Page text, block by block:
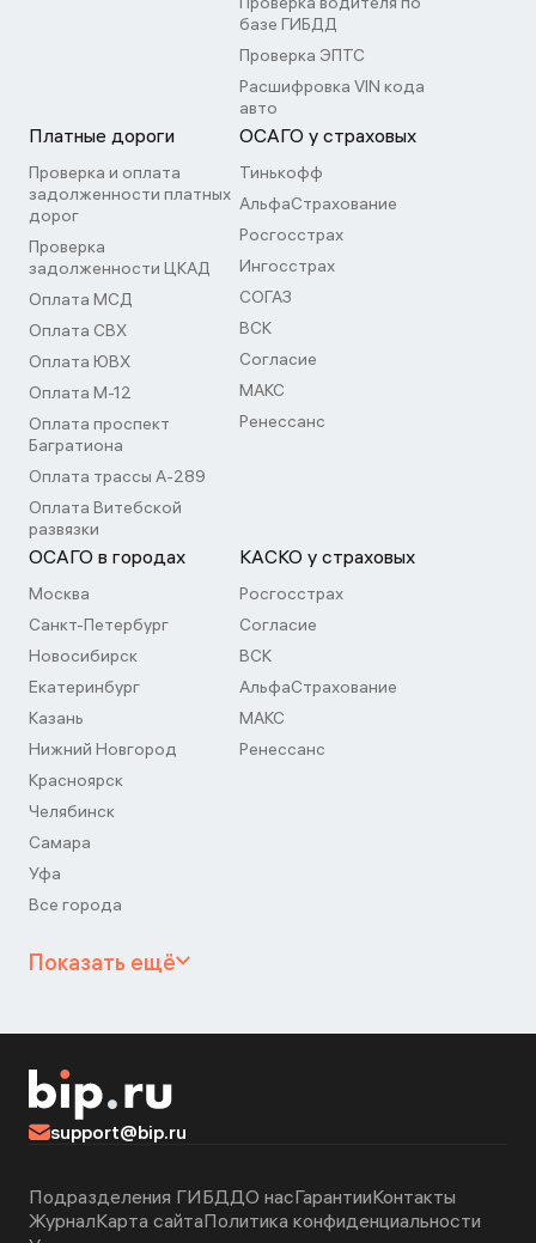
базе ГИБДД
Проверка ЭПТС
Расшифровка VIN кода
авто
Платные дороги
Проверка и оплата
задолженности платных
дорог
Проверка
задолженности ЦКАД
Оплата МСД
Оплата СВХ
Оплата ЮВХ
Оплата М-12
Оплата проспект
Багратиона
Оплата трассы А-289
Оплата Витебской
развязки
ОСАГО у страховых
Тинькофф
АльфаСтрахование
Росгосстрах
Ингосстрах
СОГАЗ
ВСК
Согласие
МАКС
Ренессанс
ОСАГО в городах
Москва
Санкт-Петербург
Новосибирск
Екатеринбург
Казань
Нижний Новгород
Красноярск
Челябинск
Самара
Уфа
Все города
КАСКО у страховых
Росгосстрах
Согласие
ВСК
АльфаСтрахование
МАКС
Ренессанс
Показать ещё
support@bip.ru
Подразделения ГИБДДО насГарантииКонтакты
ЖурналКарта сайтаПолитика конфиденциальности